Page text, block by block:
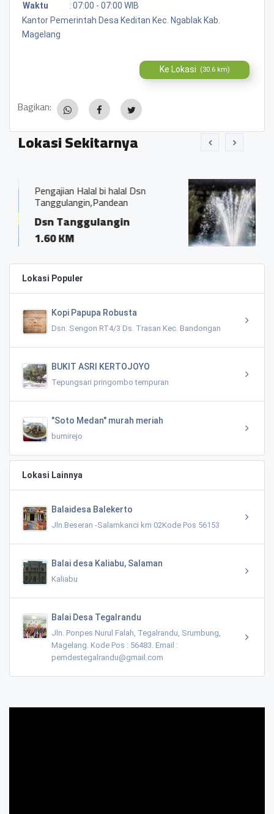
Waktu
:07:00 - 07:00 WIB
Kantor Pemerintah Desa Keditan Kec. Ngablak Kab.
Magelang
Ke Lokasi (30.6 km)
Bagikan:
Lokasi Sekitarnya
halal Dsn Mata Air Seloprojo
, Seloprojo,
1.26 KM
Lokasi Populer
Kopi Papupa Robusta
Dsn. Sengon RT4/3 Ds. Trasan Kec. Bandongan
BUKIT ASRI KERTOJOYO
Tepungsari pringombo tempuran
"Soto Medan" murah meriah
bumirejo
Lokasi Lainnya
Balaidesa Balekerto
Jln.Beseran -Salamkanci km 02Kode Pos 56153
Balai desa Kaliabu, Salaman
Kaliabu
Balai Desa Tegalrandu
Jln. Ponpes Nurul Falah, Tegalrandu, Srumbung,
Magelang. Kode Pos : 56483. Email :
pemdestegalrandu@gmail.com